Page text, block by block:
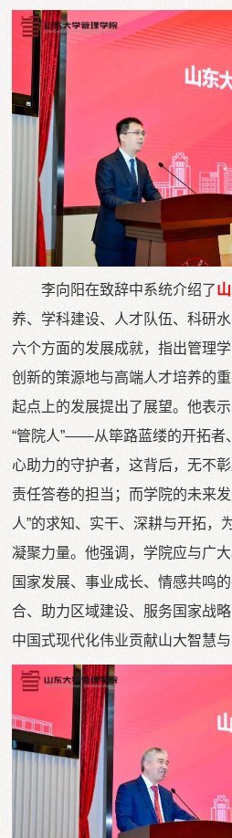
李向阳在致辞中系统介绍了
养、学科建设、人才队伍、科研
六个方面的发展成就，指出管理
创新的策源地与高端人才培养的
起点上的发展提出了展望。他表
“管院人”——从筚路蓝缕的开拓者
心助力的守护者，这背后，无不
责任答卷的担当；而学院的未来
人”的求知、实干、深耕与开拓，
凝聚力量。他强调，学院应与广
国家发展、事业成长、情感共鸣
合、助力区域建设、服务国家战
中国式现代化伟业贡献山大智慧与